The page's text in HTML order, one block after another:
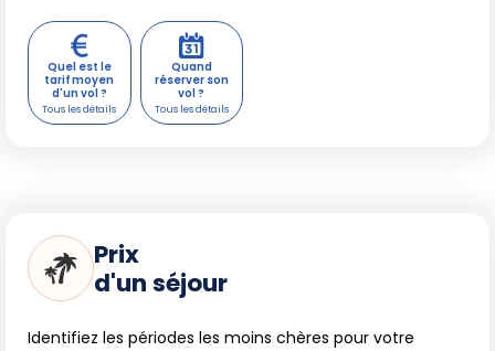
Quel est le
tarif moyen
d'un vol ?
Quand
réserver son
vol ?
Prix
d'un séjour
Identifiez les périodes les moins chères pour votre